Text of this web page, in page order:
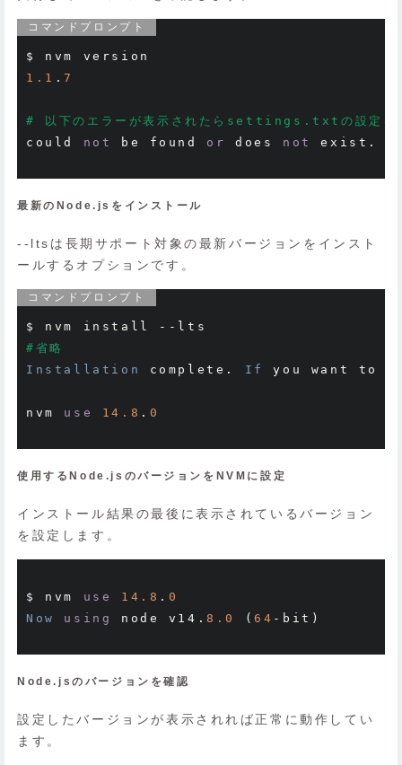
コマンドプロンプト
1.1 .7
# 以下のエラーが表示されたらsettings.txtの設定を確
could not be found or does not exist .
最新のNode.jsをインストール
--ltsは長期サポート対象の最新バージョンをインスト
ールするオプションです。
コマンドプロンプト
$ nvm install --
#省略
Installation
complete . If you want to
nvm use 14.8 . 0
使用するNode.jsのバージョンをNVMに設定
インストール結果の最後に表示されているバージョン
を設定します。
$ nvm use 14.8 . 0
Now
using node v14 .8.0 (64 - bit )
Node.jsのバージョンを確認
設定したバージョンが表示されれば正常に動作してい
ます。